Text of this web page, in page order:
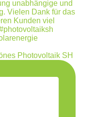
Photovoltaik SH